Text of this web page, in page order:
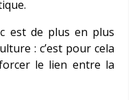
est de plus en plus
: c’est pour cela
le lien entre la